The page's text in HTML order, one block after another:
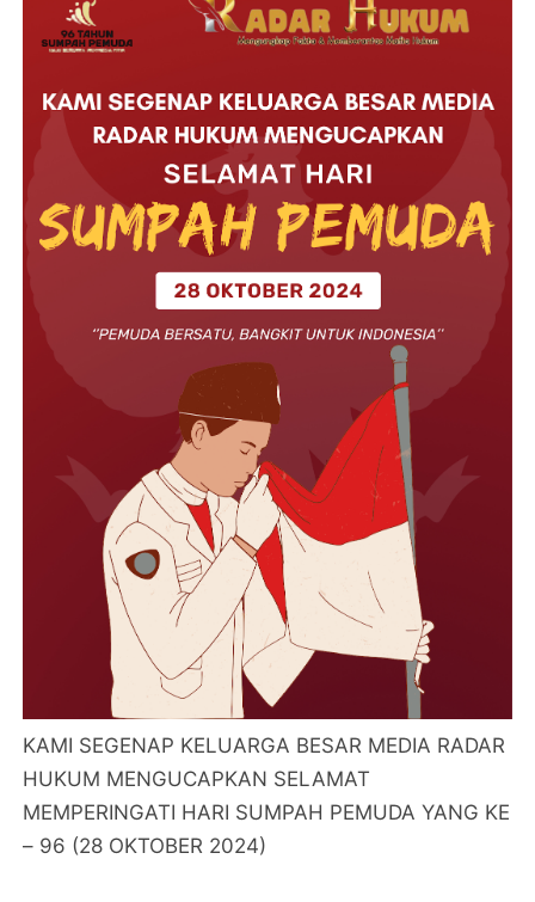
KAMI SEGENAP KELUARGA BESAR MEDIA RADAR
HUKUM MENGUCAPKAN SELAMAT
MEMPERINGATI HARI SUMPAH PEMUDA YANG KE
– 96 (28 OKTOBER 2024)